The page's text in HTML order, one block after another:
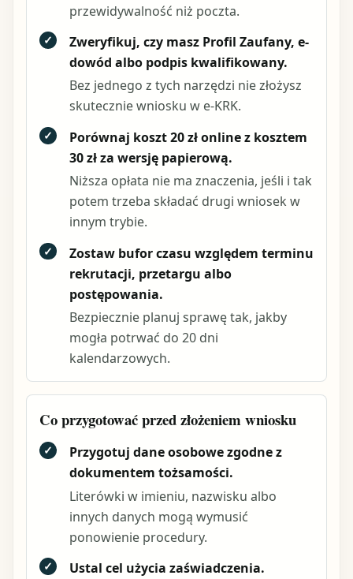
przewidywalność niż poczta.
✓
Zweryfikuj, czy masz Profil Zaufany, e-
dowód albo podpis kwalifikowany.
Bez jednego z tych narzędzi nie złożysz
skutecznie wniosku w e-KRK.
✓
Porównaj koszt 20 zł online z kosztem
30 zł za wersję papierową.
Niższa opłata nie ma znaczenia, jeśli i tak
potem trzeba składać drugi wniosek w
innym trybie.
✓
Zostaw bufor czasu względem terminu
rekrutacji, przetargu albo
postępowania.
Bezpiecznie planuj sprawę tak, jakby
mogła potrwać do 20 dni
kalendarzowych.
Co przygotować przed złożeniem wniosku
✓
Przygotuj dane osobowe zgodne z
dokumentem tożsamości.
Literówki w imieniu, nazwisku albo
innych danych mogą wymusić
ponowienie procedury.
✓
Ustal cel użycia zaświadczenia.